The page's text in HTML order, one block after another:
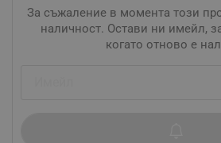
За съжаление в момента този
наличност. Остави ни имейл,
когато отново е